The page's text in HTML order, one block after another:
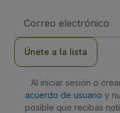
de
Únete a la lista
Al iniciar sesión o
acuerdo de usuario y
posible que recibas